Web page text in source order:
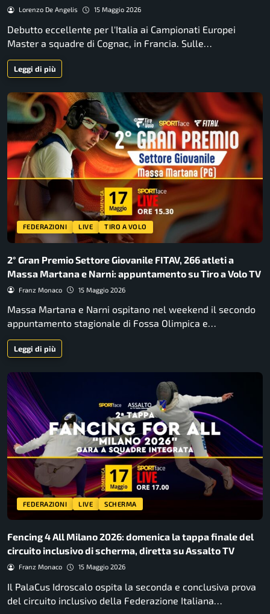
Lorenzo De Angelis 15 Maggio 2026
Debutto eccellente per l'Italia ai Campionati Europei
Master a squadre di Cognac, in Francia. Sulle…
Leggi di più
FEDERAZIONI LIVE TIRO A VOLO
2° Gran Premio Settore Giovanile FITAV, 266 atleti a
Massa Martana e Narni: appuntamento su Tiro a Volo TV
Franz Monaco 15 Maggio 2026
Massa Martana e Narni ospitano nel weekend il secondo
appuntamento stagionale di Fossa Olimpica e…
Leggi di più
FEDERAZIONI LIVE SCHERMA
Fencing 4 All Milano 2026: domenica la tappa finale del
circuito inclusivo di scherma, diretta su Assalto TV
Franz Monaco 15 Maggio 2026
Il PalaCus Idroscalo ospita la seconda e conclusiva prova
del circuito inclusivo della Federazione Italiana…